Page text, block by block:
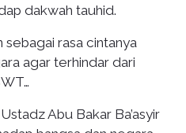
dakwah tauhid.
sebagai rasa cintanya
agar terhindar dari
Abu Bakar Ba’asyir